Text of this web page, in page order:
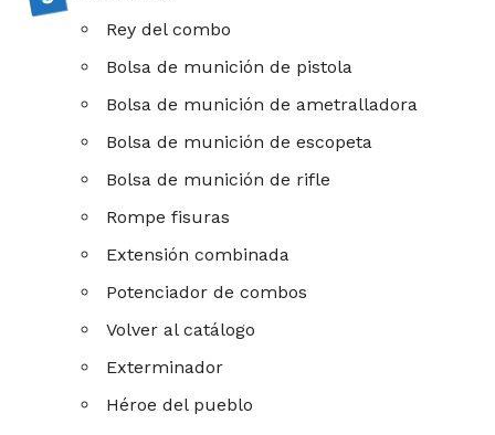
Rey del combo
Bolsa de munición de pistola
Bolsa de munición de ametralladora
Bolsa de munición de escopeta
Bolsa de munición de rifle
Rompe fisuras
Extensión combinada
Potenciador de combos
Volver al catálogo
Exterminador
Héroe del pueblo